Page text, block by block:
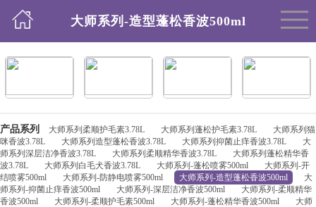
大师系列-造型蓬松香波500ml
产品系列 大师系列柔顺护毛素3.78L 大师系列蓬松护毛素3.78L
大师系列猫
咪香波3.78L
大师系列造型蓬松香波3.78L 大师系列抑菌止痒香波3.78L
大
师系列深层洁净香波3.78L
大师系列柔顺精华香波3.78L
大师系列蓬松精华香
波3.78L
大师系列白毛犬香波3.78L 大师系列-蓬松喷雾500ml
大师系列-开
结喷雾500ml
大师系列-防静电喷雾500ml 大师系列-造型蓬松香波500ml
大
师系列-抑菌止痒香波500ml
大师系列-深层洁净香波500ml
大师系列-柔顺精华
香波500ml
大师系列-柔顺护毛素500ml 大师系列-蓬松精华香波500ml
大师